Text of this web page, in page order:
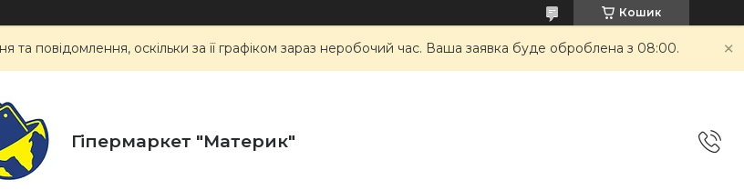
Кошик
повідомлення, оскільки за її графіком зараз неробочий час. Ваша заявка буде оброблена з 08:00.
Гіпермаркет "Материк"